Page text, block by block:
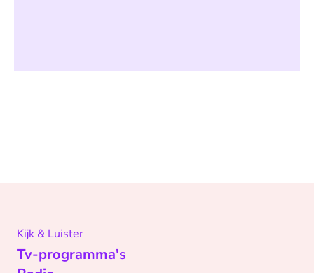
Kijk & Luister
Tv-programma's